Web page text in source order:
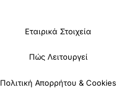
Εταιρικά Στοιχεία
Πώς Λειτουργεί
Πολιτική Απορρήτου & Cookies